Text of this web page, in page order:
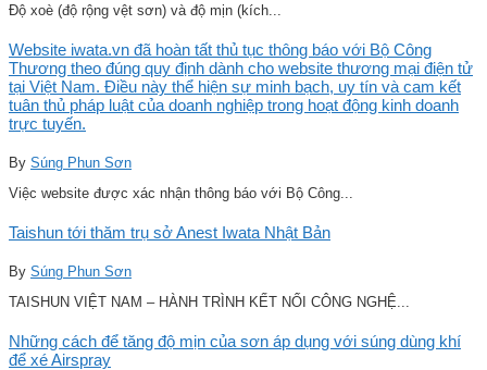
Độ xoè (độ rộng vệt sơn) và độ mịn (kích...
Website iwata.vn đã hoàn tất thủ tục thông báo với Bộ Công
Thương theo đúng quy định dành cho website thương mại điện tử
tại Việt Nam. Điều này thể hiện sự minh bạch, uy tín và cam kết
tuân thủ pháp luật của doanh nghiệp trong hoạt động kinh doanh
trực tuyến.
By Súng Phun Sơn
Việc website được xác nhận thông báo với Bộ Công...
Taishun tới thăm trụ sở Anest Iwata Nhật Bản
By Súng Phun Sơn
TAISHUN VIỆT NAM – HÀNH TRÌNH KẾT NỐI CÔNG NGHỆ...
Những cách để tăng độ mịn của sơn áp dụng với súng dùng khí
để xé Airspray